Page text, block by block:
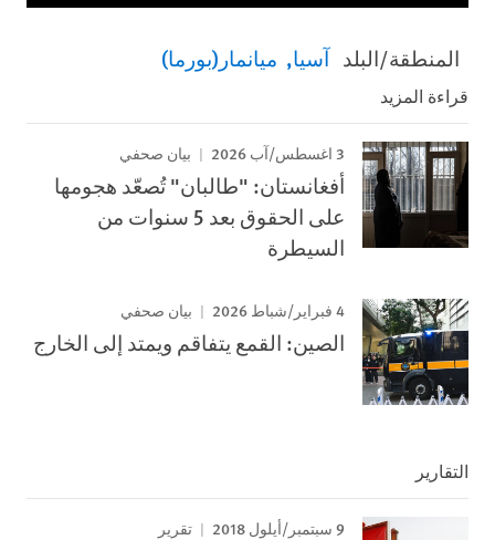
المنطقة/البلد آسيا ميانمار(بورما)
قراءة المزيد
3 اغسطس/آب 2026 بيان صحفي
أفغانستان: "طالبان" تُصعّد هجومها
على الحقوق بعد 5 سنوات من
السيطرة
4 فبراير/شباط 2026 بيان صحفي
الصين: القمع يتفاقم ويمتد إلى الخارج
التقارير
9 سبتمبر/أيلول 2018 تقرير